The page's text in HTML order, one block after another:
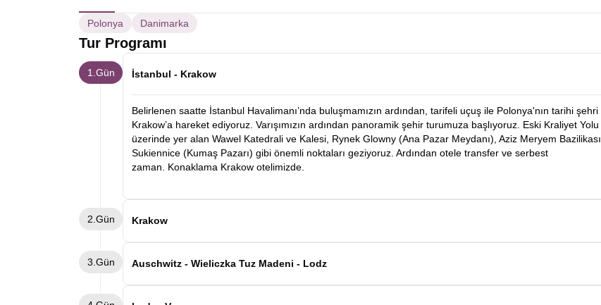
Polonya Danimarka
Tur Programı
1.Gün İstanbul - Krakow
Belirlenen saatte İstanbul Havalimanı’nda buluşmamızın ardından, tarifeli uçuş ile Polonya'nın tarihi şehri
Krakow’a hareket ediyoruz. Varışımızın ardından panoramik şehir turumuza başlıyoruz. Eski Kraliyet Yolu
üzerinde yer alan Wawel Katedrali ve Kalesi, Rynek Glowny (Ana Pazar Meydanı), Aziz Meryem Bazilikası,
Sukiennice (Kumaş Pazarı) gibi önemli noktaları geziyoruz. Ardından otele transfer ve serbest
zaman. Konaklama Krakow otelimizde.
2.Gün Krakow
isteyen misafirlerimiz için alışveriş ve keşif imkânı da mevcut. Konaklama Krakow otelimizde.
3.Gün Auschwitz - Wieliczka Tuz Madeni - Lodz